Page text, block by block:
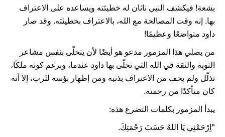
بشعة! فيكشف النبي ناثان له خطيئته ويساعده على الاعتراف
بها. إنه وقت المصالحة مع الله، بالاعتراف بخطيئته. وقد صار
داود متواضعًا وعظيمًا!
من يصلي هذا المزمور مدعو هو أيضًا لأن يتحلّى بنفس مشاعر
التوبة والثقة في الله التي تحلّى بها داود عندما، وبرغم كونه ملكًا،
تذلّل ولم يخف من الاعتراف بذنبه ومن إظهار بؤسه للرب، إلا أنه
كان متأكدًا من رحمته.
يبدأ المزمور بكلمات التضرع هذه:
"اِرْحَمْنِي يَا اللهُ حَسَبَ رَحْمَتِكَ.